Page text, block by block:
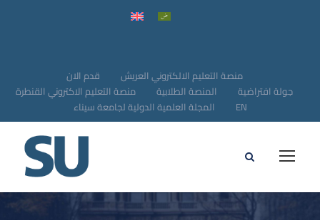
قدم الان
منصة التعليم الالكتروني العريش
منصة التعليم الاكتروني القنطرة
المنصة الطلابية
جولة افتراضية
المجلة العلمية الدولية لجامعة سيناء
EN